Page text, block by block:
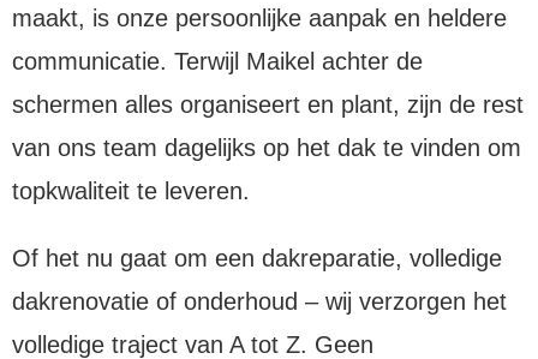
maakt, is onze persoonlijke aanpak en heldere
communicatie. Terwijl Maikel achter de
schermen alles organiseert en plant, zijn de rest
van ons team dagelijks op het dak te vinden om
topkwaliteit te leveren.
Of het nu gaat om een dakreparatie, volledige
dakrenovatie of onderhoud – wij verzorgen het
volledige traject van A tot Z. Geen